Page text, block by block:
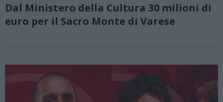
Dal Ministero della Cultura 30 milioni di
euro per il Sacro Monte di Varese